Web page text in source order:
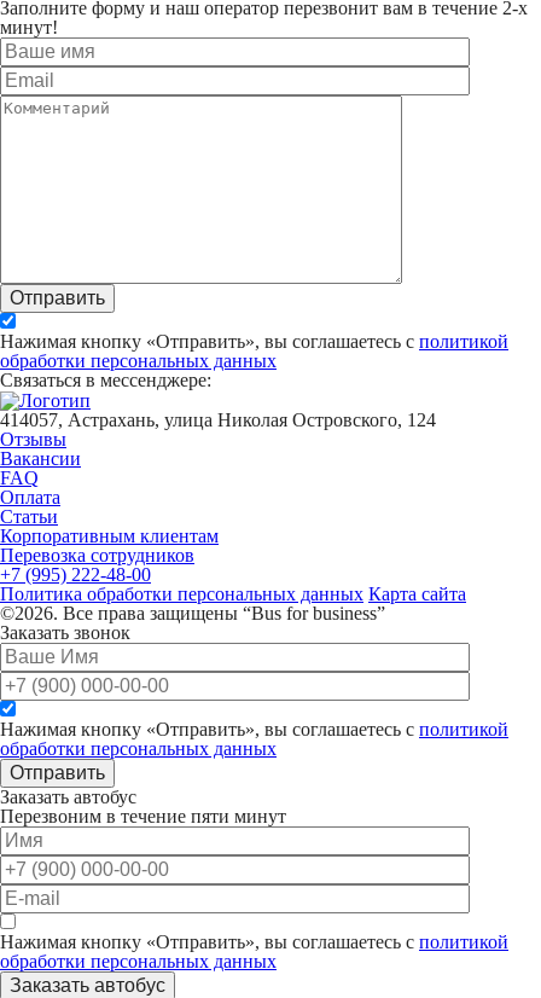
Заполните форму и наш оператор перезвонит вам в течение 2-х
минут!
Отправить
Нажимая кнопку «Отправить», вы соглашаетесь с политикой
обработки персональных данных
Связаться в мессенджере:
414057, Астрахань, улица Николая Островского, 124
Отзывы
Вакансии
FAQ
Оплата
Статьи
Корпоративным клиентам
Перевозка сотрудников
+7 (995) 222-48-00
Политика обработки персональных данных Карта сайта
©2026. Все права защищены “Bus for business”
Заказать звонок
Нажимая кнопку «Отправить», вы соглашаетесь с политикой
обработки персональных данных
Отправить
Заказать автобус
Перезвоним в течение пяти минут
Нажимая кнопку «Отправить», вы соглашаетесь с политикой
обработки персональных данных
Заказать автобус